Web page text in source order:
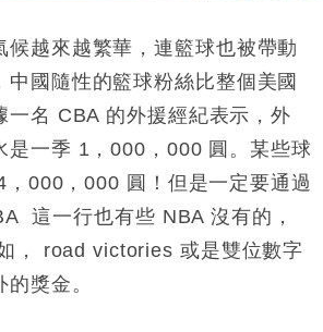
候越來越繁華，連籃球也被帶動
中國隨性的籃球粉絲比整個美國
一名 CBA 的外援經紀表示，外
是一季 1 ，000 ， 000 圓。某些球
， 000 ，000 圓 ！ 但是一定要通過
這一行也有些 NBA 沒有的，
， road victories 或是雙位數字
獎金。